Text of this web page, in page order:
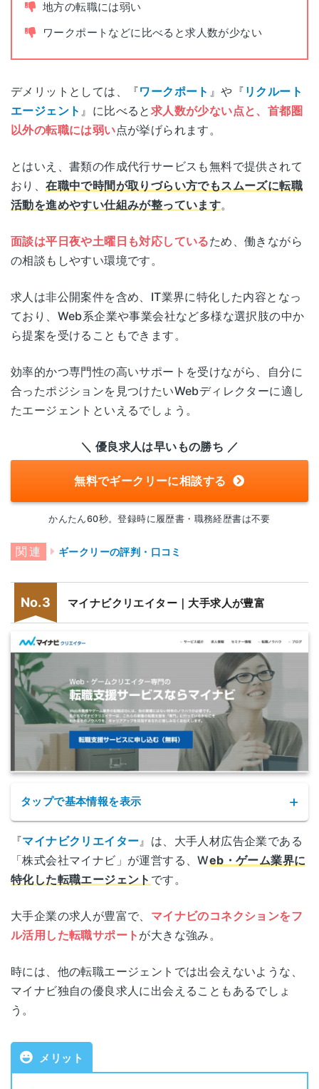
電話面談 可能
地方の転職には弱い
ワークポートなどに比べると求人数が少ない
デメリットとしては、『ワークポート 』や『 リクルート
エージェント 』に比べると 求人数が少ない点と、首都圏
以外の転職には弱い点が挙げられます。
とはいえ、書類の作成代行サービスも無料で提供されて
おり、在職中で時間が取りづらい方でもスムーズに転職
活動を進めやすい仕組みが整っています。
面談は平日夜や土曜日も対応しているため、働きながら
の相談もしやすい環境です。
求人は非公開案件を含め、IT業界に特化した内容となっ
ており、Web系企業や事業会社など多様な選択肢の中か
ら提案を受けることもできます。
効率的かつ専門性の高いサポートを受けながら、自分に
合ったポジションを見つけたいWebディレクターに適し
たエージェントといえるでしょう。
＼ 優良求人は早いもの勝ち ／
無料でギークリーに相談する
かんたん60秒。登録時に履歴書・職務経歴書は不要
ギークリーの評判・口コミ
マイナビクリエイター｜大手求人が豊富
タップで基本情報を表示
サービス名 マイナビクリエイター
公式HP https://mynavi-creator.jp
職業紹介事業許可番号
『マイナビクリエイター』は、大手人材広告企業である
「株式会社マイナビ」が運営する、Web・ゲーム業界に
特化した転職エージェント です。
大手企業の求人が豊富で、 マイナビのコネクションをフ
ル活用した転職サポート が大きな強み。
時には、他の転職エージェントでは出会えないような、
マイナビ独自の優良求人に出会えることもあるでしょ
う。
メリット